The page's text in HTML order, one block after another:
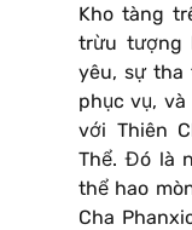
Kho tàng
trừu tượng
yêu, sự tha
phục vụ,
với Thiên
Thể. Đó là
thể hao
Cha